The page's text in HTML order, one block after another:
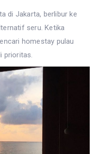
di Jakarta, berlibur ke
seru. Ketika
homestay pulau
prioritas.